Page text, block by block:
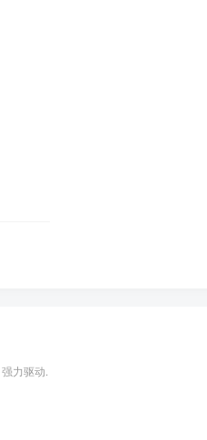
强力驱动.